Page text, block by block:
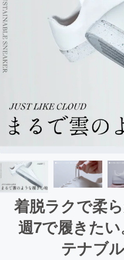
着脱ラクで柔
週7で履きた
テナブ